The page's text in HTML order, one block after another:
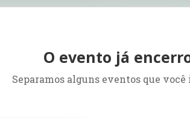
O evento já
Separamos alguns eventos que